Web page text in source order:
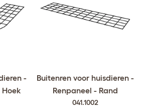
-
Hoek
Buitenren voor huisdieren -
Renpaneel - Rand
041.1002